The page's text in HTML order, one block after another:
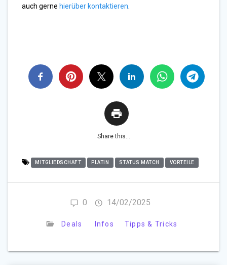
auch gerne hierüber kontaktieren
Share this...
MITGLIEDSCHAFT PLATIN STATUS MATCH VORTEILE
0 14/02/2025
Deals Infos Tipps & Tricks